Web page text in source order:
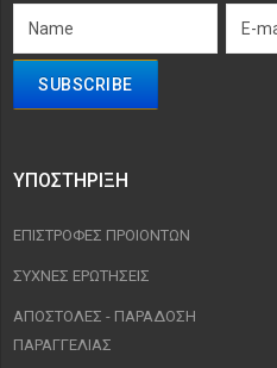
ΥΠΟΣΤΉΡΙΞΗ
ΕΠΙΣΤΡΟΦΈΣ ΠΡΟΙΟΝΤΩΝ
ΣΥΧΝΈΣ ΕΡΩΤΉΣΕΙΣ
ΑΠΟΣΤΟΛΈΣ - ΠΑΡΆΔΟΣΗ
ΠΑΡΑΓΓΕΛΊΑΣ